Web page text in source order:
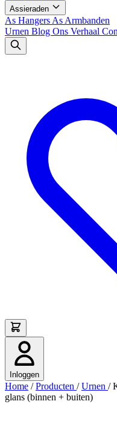
Assieraden
As Hangers As Armbanden
Urnen Blog Ons Verhaal
Inloggen
Home / Producten / Urnen /
glans (binnen + buiten)